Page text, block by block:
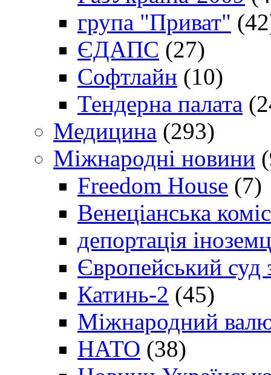
група "Приват"
ЄДАПС (27)
Софтлайн (10)
Тендерна палата
Медицина (293)
Міжнародні новини
Freedom House (7)
Венеціанська
депортація
Європейський
Катинь-2 (45)
Міжнародний
НАТО (38)